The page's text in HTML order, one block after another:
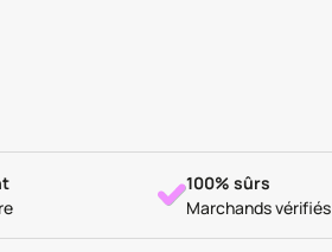
100% sûrs
Marchands vérifiés